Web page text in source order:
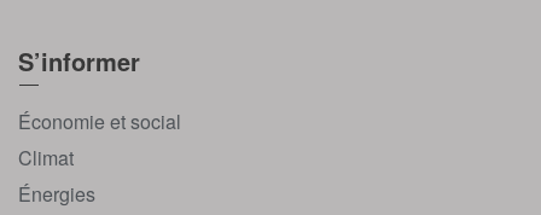
S’informer
Économie et social
Climat
Énergies